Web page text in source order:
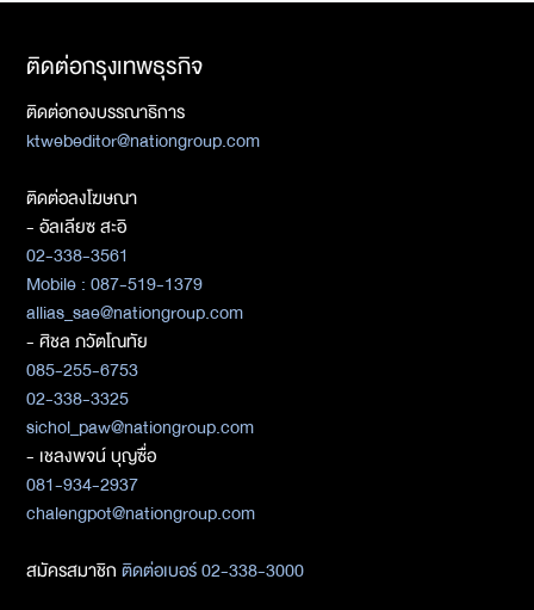
ติดต่อกรุงเทพธุรกิจ
ติดต่อกองบรรณาธิการ
ktwebeditor@nationgroup.com
ติดต่อลงโฆษณา
- อัลเลียซ สะอิ
02-338-3561
Mobile : 087-519-1379
allias_sae@nationgroup.com
- ศิชล ภวัตโณทัย
085-255-6753
02-338-3325
sichol_paw@nationgroup.com
- เชลงพจน์ บุญซื่อ
081-934-2937
chalengpot@nationgroup.com
สมัครสมาชิกติดต่อเบอร์ 02-338-3000